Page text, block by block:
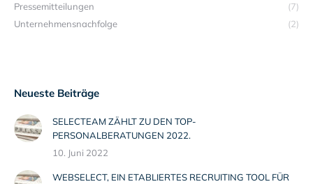
Pressemitteilungen
(7)
Unternehmensnachfolge
(2)
Neueste Beiträge
SELECTEAM ZÄHLT ZU DEN TOP-
PERSONALBERATUNGEN 2022.
10. Juni 2022
WEBSELECT, EIN ETABLIERTES RECRUITING TOOL FÜR